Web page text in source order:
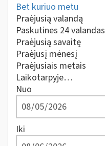
Bet kuriuo metu
Praėjusią valandą
Paskutines 24 valandas
Praėjusią savaitę
Praėjusį mėnesį
Praėjusiais metais
Laikotarpyje…
Nuo
Iki